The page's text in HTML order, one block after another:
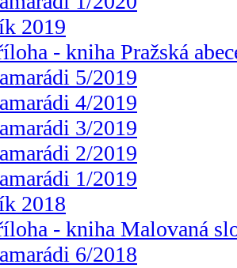
2019
- kniha Pražská
5/2019
4/2019
3/2019
2/2019
1/2019
2018
- kniha Malovaná
6/2018